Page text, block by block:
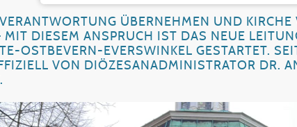
ÜBERNEHMEN UND KIRCHE
MIT DIESEM ANSPRUCH IST DAS NEUE
OSTBEVERN-EVERSWINKEL GESTARTET.
VON DIÖZESANADMINISTRATOR DR.